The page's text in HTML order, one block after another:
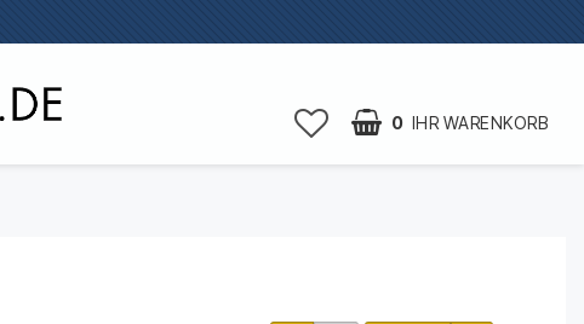
0 IHR WARENKORB